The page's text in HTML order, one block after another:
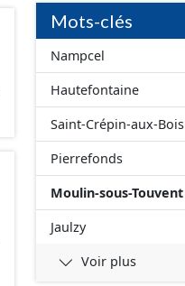
Mots-clés
Nampcel
Hautefontaine
Saint-Crépin-aux-Bois
Pierrefonds
Moulin-sous-Touvent
Jaulzy
Voir plus